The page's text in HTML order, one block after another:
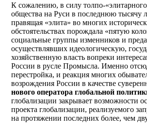
К сожалению, в силу толпо-
общества на Руси в последнюю тысячу
правящая «элита» во многих
обстоятельствах порождала «пятую
социальные группы изменников и
осуществлявших идеологическую,
хозяйственную власть вопреки
России в русле Промысла. Именно
перестройка, и реакция многих
возрождения России в качестве
нового оператора глобальной
глобализации закрывает возможности
проекта глобализации, реализуемого
на протяжении последних более, чем